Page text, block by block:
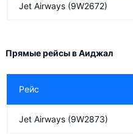
Jet Airways (9W2672)
Прямые рейсы в Аиджал
Рейс
Jet Airways (9W2873)